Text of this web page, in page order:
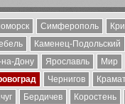
Симферополь
Каменец-Подольский
на-Дону Ярославль Мир
Чернигов
Бердичев Коростень